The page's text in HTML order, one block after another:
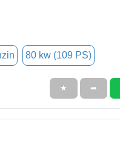
80 kw (109 PS)
★ ➦